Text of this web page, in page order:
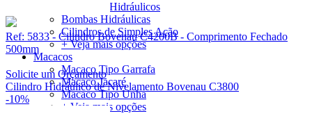
Conjuntos Hidráulicos
Bombas Hidráulicas
Cilindros de Simples Ação
+ Veja mais opções
Macacos
Macaco Tipo Garrafa
Macaco Jacaré
Macaco Tipo Unha
+ Veja mais opções
Ref: 5833 - Cilindro Bovenau C4200B - Comprimento Fechado
500mm
Solicite um Orçamento
Cilindro Hidráulico de Nivelamento Bovenau C3800
-10%